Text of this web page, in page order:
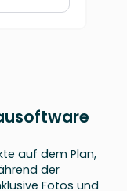
auf dem Plan,
der
Fotos und